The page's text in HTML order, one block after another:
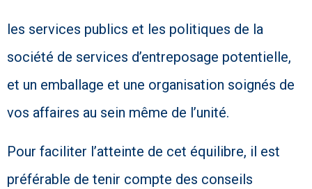
les services publics et les politiques de la
société de services d’entreposage potentielle,
et un emballage et une organisation soignés de
vos affaires au sein même de l’unité.
Pour faciliter l’atteinte de cet équilibre, il est
préférable de tenir compte des conseils